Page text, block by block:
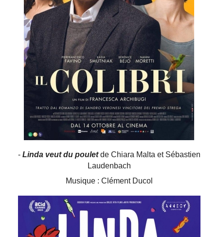
-Linda veut du pouletde Chiara Malta et Sébastien
Laudenbach
Musique : Clément Ducol